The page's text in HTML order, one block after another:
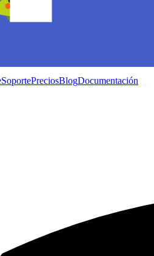
SoportePreciosBlogDocumentación